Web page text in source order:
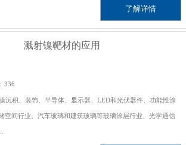
了解详情
336
沉积、装饰、半导体、显示器、LED和光伏器件、功能性涂
空间行业、汽车玻璃和建筑玻璃等玻璃涂层行业、光学通信